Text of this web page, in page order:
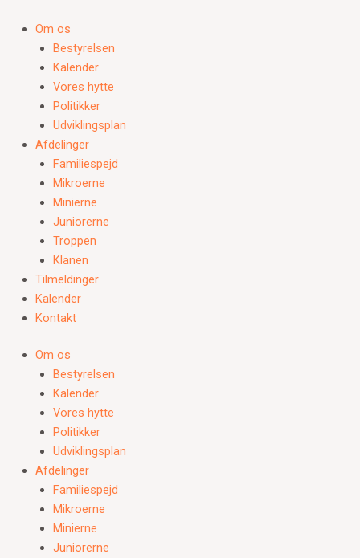
indholdet
Om os
Bestyrelsen
Kalender
Vores hytte
Politikker
Udviklingsplan
Afdelinger
Familiespejd
Mikroerne
Minierne
Juniorerne
Troppen
Klanen
Tilmeldinger
Kalender
Kontakt
Om os
Bestyrelsen
Kalender
Vores hytte
Politikker
Udviklingsplan
Afdelinger
Familiespejd
Mikroerne
Minierne
Juniorerne